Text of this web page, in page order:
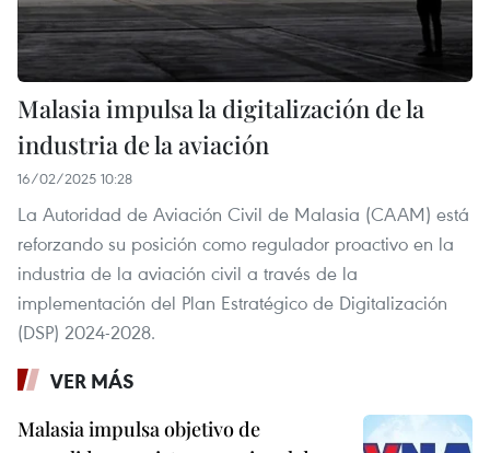
Malasia impulsa la digitalización de la
industria de la aviación
16/02/2025 10:28
La Autoridad de Aviación Civil de Malasia (CAAM) está
reforzando su posición como regulador proactivo en la
industria de la aviación civil a través de la
implementación del Plan Estratégico de Digitalización
(DSP) 2024-2028.
VER MÁS
Malasia impulsa objetivo de